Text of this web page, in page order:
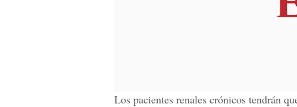
Los pacientes renales crónicos tendrán